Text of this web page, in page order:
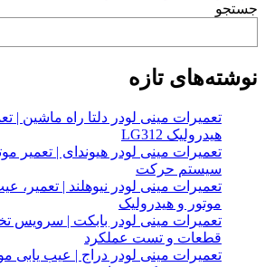
جستجو
نوشته‌های تازه
تعمیرات مینی لودر دلتا راه ماشین |
هیدرولیک LG312
تعمیرات مینی لودر هیوندای | تعمیر
سیستم حرکت
تعمیرات مینی لودر نیوهلند | تعمیر،
موتور و هیدرولیک
تعمیرات مینی لودر بابکت | سرویس
قطعات و تست عملکرد
تعمیرات مینی لودر دراج | عیب یابی